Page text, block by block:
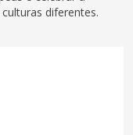
diferentes.